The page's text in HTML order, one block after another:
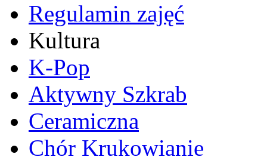
Regulamin zajęć
Kultura
K-Pop
Aktywny Szkrab
Ceramiczna
Chór Krukowianie